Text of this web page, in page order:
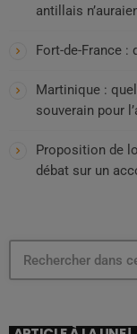
antillais
Fort-de-France
Martinique :
souverain pour
Proposition de
débat sur un